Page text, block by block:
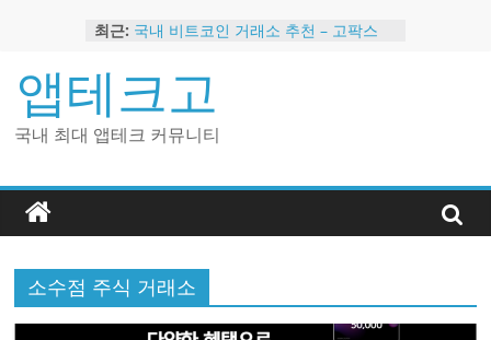
content
최근: 국내 비트코인 거래소 추천 – 고팍스
트
2024 강력히 추천하는 은행 멤버십 현
금 앱테크
해외 코인 거래소 추천 순위 BEST 2
앱테크고
국내 최대 앱테크 커뮤니티
소수점 주식 거래소